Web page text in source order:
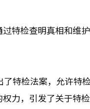
特检查明真相和维
特检法案，允许特
力，引发了关于特